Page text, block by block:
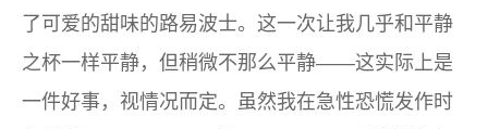
了可爱的甜味的路易波士。这一次让我几乎和平静
之杯一样平静，但稍微不那么平静——这实际上是
一件好事，视情况而定。虽然我在急性恐慌发作时